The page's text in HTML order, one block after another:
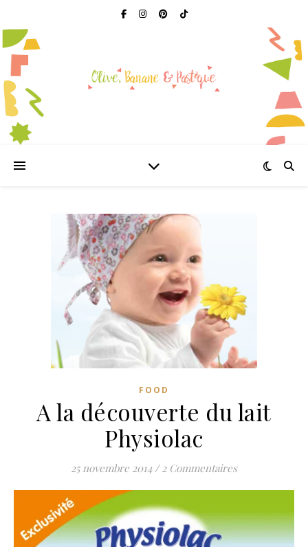
FOOD
A la découverte du lait
Physiolac
25 novembre 2014 / 2 Commentaires